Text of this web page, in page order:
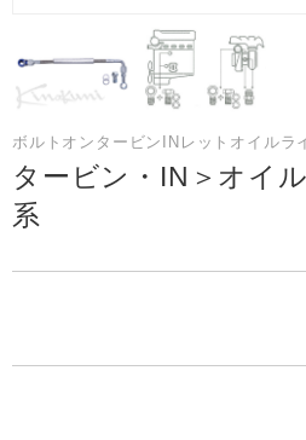
ボルトオンタービンINレットオイルラ
タービン・IN＞オイ
系